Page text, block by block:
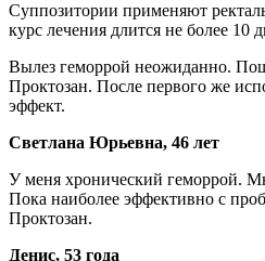
Суппозитории применяют
курс лечения длится не более 10
Вылез геморрой неожиданно.
Проктозан. После первого же
эффект.
Светлана Юрьевна, 46 лет
У меня хронический геморрой.
Пока наиболее эффективно с
Проктозан.
Денис, 53 года